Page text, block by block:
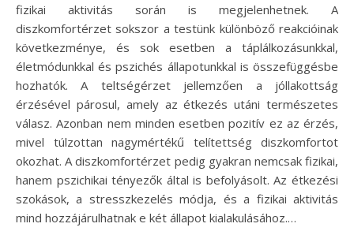
fizikai aktivitás során is megjelenhetnek. A
diszkomfortérzet sokszor a testünk különböző reakcióinak
következménye, és sok esetben a táplálkozásunkkal,
életmódunkkal és pszichés állapotunkkal is összefüggésbe
hozhatók. A teltségérzet jellemzően a jóllakottság
érzésével párosul, amely az étkezés utáni természetes
válasz. Azonban nem minden esetben pozitív ez az érzés,
mivel túlzottan nagymértékű telítettség diszkomfortot
okozhat. A diszkomfortérzet pedig gyakran nemcsak fizikai,
hanem pszichikai tényezők által is befolyásolt. Az étkezési
szokások, a stresszkezelés módja, és a fizikai aktivitás
mind hozzájárulhatnak e két állapot kialakulásához.…